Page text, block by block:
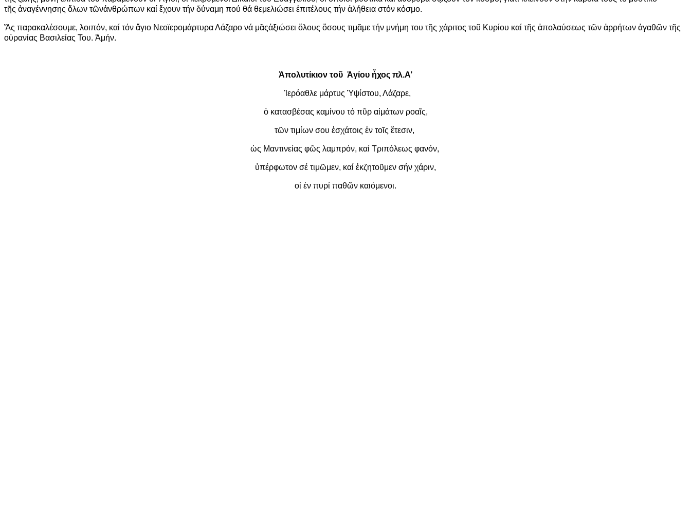
τῆς ἀναγέννησης ὅλων τῶνἀνθρώπων καί ἔχουν τήν δύναμη πού θά θεμελιώσει ἐπιτέλους τήν ἀλήθεια στόν κόσμο.
Ἄς παρακαλέσουμε, λοιπόν, καί τόν ἅγιο Νεοϊερομάρτυρα Λάζαρο νά μᾶςἀξιώσει ὅλους ὅσους τιμᾶμε τήν μνήμη του τῆς χάριτος τοῦ Κυρίου καί τῆς ἀπολαύσεως τῶν ἀρρήτων ἀγαθῶν τῆς
οὐρανίας Βασιλείας Του. Ἀμήν.
Ἀπολυτίκιον τοῦ Ἁγίου ἦχος πλ.Α’
Ἱ ερόαθλε μάρτυς Ὑψίστου, Λάζαρε,
ὁκατασβέσας καμίνου τό πῦρ αἱμάτων ροαῖς,
τῶν τιμίων σου ἐσχάτοις ἐν τοῖς ἔτεσιν,
ὡς Μαντινείας φῶς λαμπρόν, καί Τριπόλεως φανόν,
ὑπέρφωτον σέ τιμῶμεν, καί ἐκζητοῦμεν σήν χάριν,
οἱ ἐν πυρί παθῶν καιόμενοι.